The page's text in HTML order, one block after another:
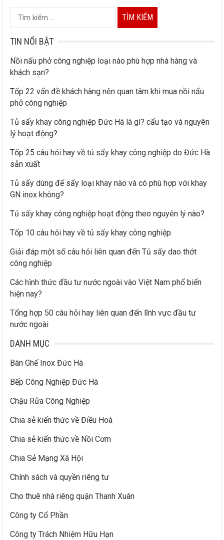
ì
m
i
m
c
h
o
:
TIN NỔI BẬT
Nồi nấu phở công nghiệp loại nào phù hợp nhà hàng và
khách sạn?
Tốp 22 vấn đề khách hàng nên quan tâm khi mua nồi nấu
phở công nghiệp
Tủ sấy khay công nghiệp Đức Hà là gì? cấu tạo và nguyên
lý hoạt động?
Tốp 25 câu hỏi hay về tủ sấy khay công nghiệp do Đức Hà
sản xuất
Tủ sấy dùng để sấy loại khay nào và có phù hợp với khay
GN inox không?
Tủ sấy khay công nghiệp hoạt động theo nguyên lý nào?
Tốp 10 câu hỏi hay về tủ sấy khay công nghiệp
Giải đáp một số câu hỏi liên quan đến Tủ sấy dao thớt
công nghiệp
Các hình thức đầu tư nước ngoài vào Việt Nam phổ biến
hiện nay?
Tổng hợp 50 câu hỏi hay liên quan đến lĩnh vực đầu tư
nước ngoài
DANH MỤC
Bàn Ghế Inox Đức Hà
Bếp Công Nghiệp Đức Hà
Chậu Rửa Công Nghiệp
Chia sẻ kiến thức về Điều Hoà
Chia sẻ kiến thức về Nồi Cơm
Chia Sẻ Mạng Xã Hội
Chính sách và quyền riêng tư
Cho thuê nhà riêng quận Thanh Xuân
Công ty Cổ Phần
Công ty Trách Nhiệm Hữu Hạn